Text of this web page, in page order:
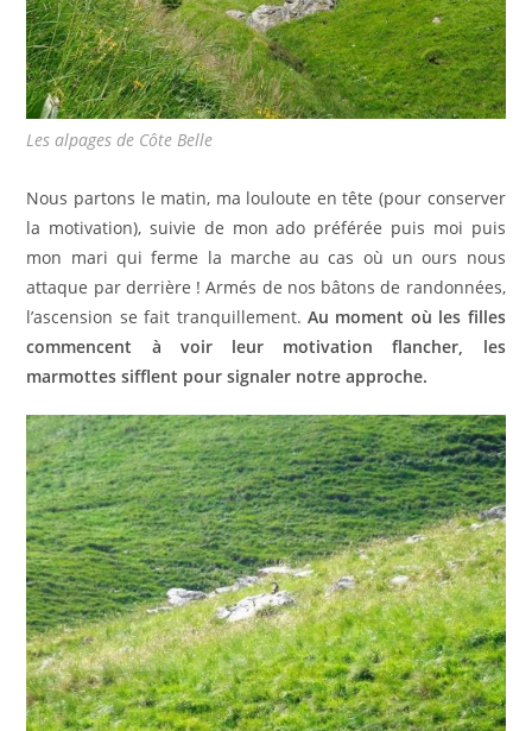
Les alpages de Côte Belle
Nous partons le matin, ma louloute en tête (pour conserver
la motivation), suivie de mon ado préférée puis moi puis
mon mari qui ferme la marche au cas où un ours nous
attaque par derrière ! Armés de nos bâtons de randonnées,
l’ascension se fait tranquillement. Au moment où les filles
commencent à voir leur motivation flancher, les
marmottes sifflent pour signaler notre approche.